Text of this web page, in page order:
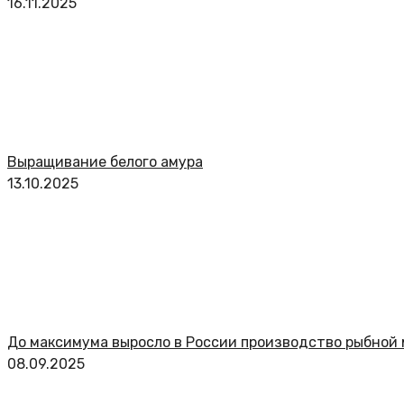
Выращивание белого амура
13.10.2025
До максимума выросло в России производство рыбной
08.09.2025